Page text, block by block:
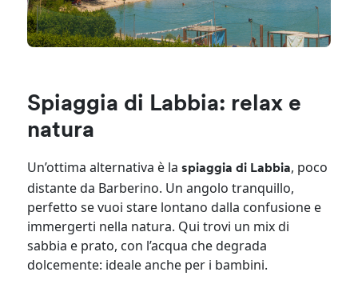
Spiaggia di Labbia: relax e
natura
Un’ottima alternativa è laspiaggia di Labbia, poco
distante da Barberino. Un angolo tranquillo,
perfetto se vuoi stare lontano dalla confusione e
immergerti nella natura. Qui trovi un mix di
sabbia e prato, con l’acqua che degrada
dolcemente: ideale anche per i bambini.